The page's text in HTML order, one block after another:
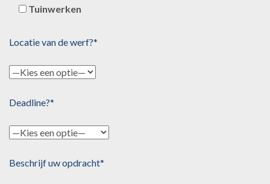
Tuinwerken
Locatie van de werf?*
Deadline?*
Beschrijf uw opdracht*